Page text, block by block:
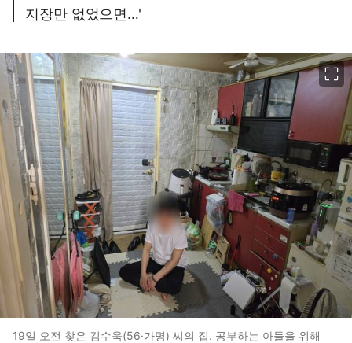
지장만 없었으면…'
19일 오전 찾은 김수욱(56·가명) 씨의 집. 공부하는 아들을 위해